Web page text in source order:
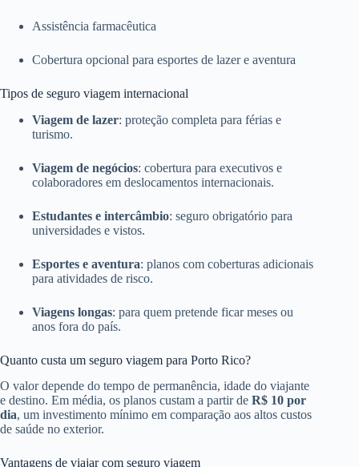
Assistência farmacêutica
Cobertura opcional para esportes de lazer e aventura
Tipos de seguro viagem internacional
Viagem de lazer: proteção completa para férias e
turismo.
Viagem de negócios: cobertura para executivos e
colaboradores em deslocamentos internacionais.
Estudantes e intercâmbio: seguro obrigatório para
universidades e vistos.
Esportes e aventura: planos com coberturas adicionais
para atividades de risco.
Viagens longas: para quem pretende ficar meses ou
anos fora do país.
Quanto custa um seguro viagem para Porto Rico?
O valor depende do tempo de permanência, idade do viajante
e destino. Em média, os planos custam a partir de R$ 10 por
dia, um investimento mínimo em comparação aos altos custos
de saúde no exterior.
Vantagens de viajar com seguro viagem